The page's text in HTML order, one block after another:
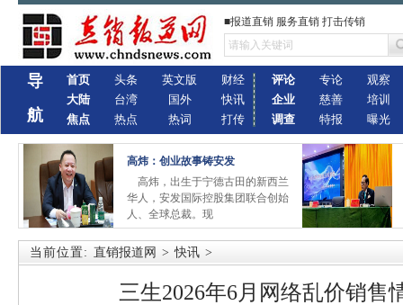
■报道直销 服务直销 打击传销
导
航
首页
大陆
焦点
头条
台湾
热点
英文版
国外
热词
财经
快讯
打传
评论
企业
调查
专论
慈善
特报
观察
培训
曝光
高炜：创业故事铸安发
高炜，出生于宁德古田的新西兰
华人，安发国际控股集团联合创始
人、全球总裁。现
当前位置: 直销报道网 > 快讯 >
三生2026年6月网络乱价销售